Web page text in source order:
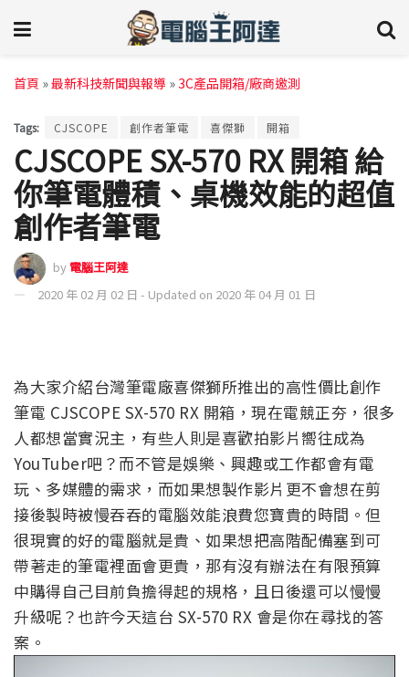
首頁 »最新科技新聞與報導 »3C產品開箱/廠商邀測
Tags: CJSCOPE 創作者筆電 喜傑獅 開箱
CJSCOPE SX-570 RX 開箱 給
你筆電體積、桌機效能的超值
創作者筆電
by 電腦王阿達
2020 年 02 月 02 日 - Updated on 2020 年 04 月 01 日
為大家介紹台灣筆電廠喜傑獅所推出的高性價比創作
筆電 CJSCOPE SX-570 RX 開箱，現在電競正夯，很多
人都想當實況主，有些人則是喜歡拍影片嚮往成為
YouTuber吧？而不管是娛樂、興趣或工作都會有電
玩、多媒體的需求，而如果想製作影片更不會想在剪
接後製時被慢吞吞的電腦效能浪費您寶貴的時間。但
很現實的好的電腦就是貴、如果想把高階配備塞到可
帶著走的筆電裡面會更貴，那有沒有辦法在有限預算
中購得自己目前負擔得起的規格，且日後還可以慢慢
升級呢？也許今天這台 SX-570 RX 會是你在尋找的答
案。